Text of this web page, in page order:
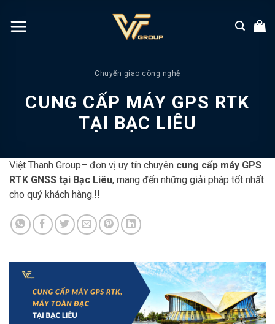
đến
nội
Chuyển giao công nghệ
CUNG CẤP MÁY GPS RTK
TẠI BẠC LIÊU
Việt Thanh Group– đơn vị uy tín chuyên cung cấp máy GPS
RTK GNSS tại Bạc Liêu, mang đến những giải pháp tốt nhất
cho quý khách hàng.!!